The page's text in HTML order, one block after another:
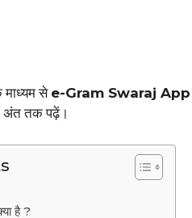
सेe-Gram Swaraj App
अंत तक पढ़ें।
है ?